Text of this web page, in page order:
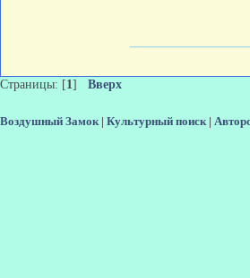
Страницы: [1] Вверх
Воздушный Замок| Культурный поиск|